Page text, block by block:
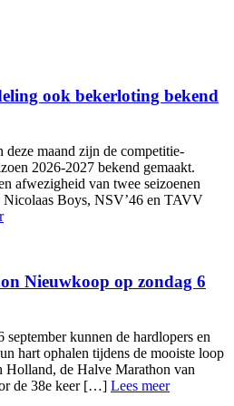
ook bekerloting bekend
deze maand zijn de competitie-
2026-2027 bekend gemaakt.
afwezigheid van twee seizoenen
Boys, NSV’46 en TAVV
Nieuwkoop op zondag 6
kunnen de hardlopers en
hart ophalen tijdens de mooiste loop
Holland, de Halve Marathon van
de 38e keer […] Lees meer